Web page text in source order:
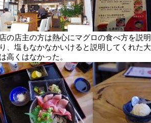
の店主の方は熱心にマグロの食べ方を説
、塩もなかなかいけると説明してくれた
高くはなかった。